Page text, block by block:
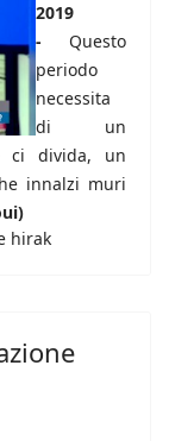
2019
- Questo
periodo
necessita
di un
ci divida, un
innalzi muri
hirak